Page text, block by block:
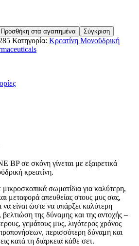
Προσθήκη στα αγαπημένα Σύγκριση
Κατηγορία: Κρεατίνη Μονοϋδρική
σε σκόνη γίνεται με εξαιρετικά
κρεατίνη.
σωματίδια για καλύτερη,
μεταφορά απευθείας στους μυς σας,
να είναι ώστε να υπάρξει καλύτερη
της δύναμης και της αντοχής –
γεμάτους μυς, λιγότερος χρόνος
περισσότερη δύναμη και
κατά τη διάρκεια κάθε σετ.